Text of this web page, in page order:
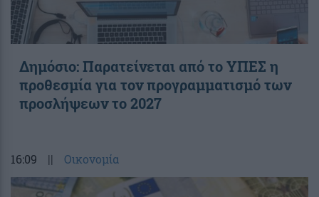
Δημόσιο: Παρατείνεται από το ΥΠΕΣ η
προθεσμία για τον προγραμματισμό των
προσλήψεων το 2027
16:09 || Οικονομία